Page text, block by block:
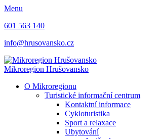
Menu
601 563 140
info@hrusovansko.cz
Mikroregion Hrušovansko
O Mikroregionu
Turistické informační centrum
Kontaktní informace
Cykloturistika
Sport a relaxace
Ubytování